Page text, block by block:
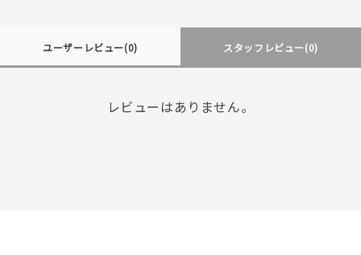
ユーザーレビュー(0) スタッフレビュー(0)
レビューはありません。